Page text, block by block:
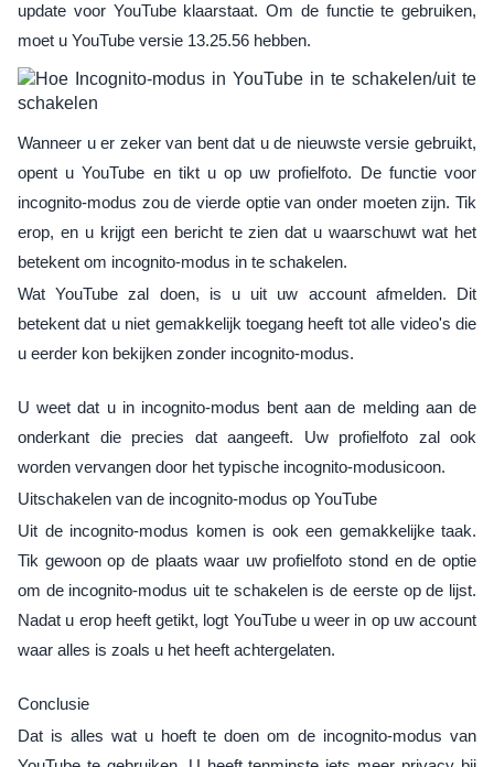
update voor YouTube klaarstaat. Om de functie te gebruiken,
moet u YouTube versie 13.25.56 hebben.
Wanneer u er zeker van bent dat u de nieuwste versie gebruikt,
opent u YouTube en tikt u op uw profielfoto. De functie voor
incognito-modus zou de vierde optie van onder moeten zijn. Tik
erop, en u krijgt een bericht te zien dat u waarschuwt wat het
betekent om incognito-modus in te schakelen.
Wat YouTube zal doen, is u uit uw account afmelden. Dit
betekent dat u niet gemakkelijk toegang heeft tot alle video's die
u eerder kon bekijken zonder incognito-modus.
U weet dat u in incognito-modus bent aan de melding aan de
onderkant die precies dat aangeeft. Uw profielfoto zal ook
worden vervangen door het typische incognito-modusicoon.
Uitschakelen van de incognito-modus op YouTube
Uit de incognito-modus komen is ook een gemakkelijke taak.
Tik gewoon op de plaats waar uw profielfoto stond en de optie
om de incognito-modus uit te schakelen is de eerste op de lijst.
Nadat u erop heeft getikt, logt YouTube u weer in op uw account
waar alles is zoals u het heeft achtergelaten.
Conclusie
Dat is alles wat u hoeft te doen om de incognito-modus van